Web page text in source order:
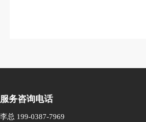
服务咨询电话
李总 199-0387-7969